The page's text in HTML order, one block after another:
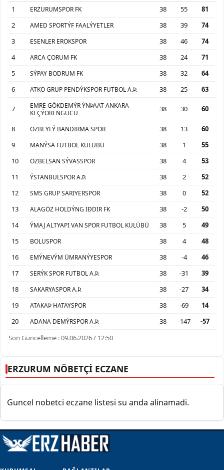
1
ERZURUMSPOR FK 38 55
81
2
AMED SPORTÝF FAALÝYETLER 38 39
74
3
ESENLER EROKSPOR 38 46
74
4
ARCA ÇORUM FK 38 24
71
5
SÝPAY BODRUM FK 38 32
64
6
ATKO GRUP PENDÝKSPOR FUTBOL A.Þ. 38 25 63
7
EMRE GÖKDEMÝR ÝNÞAAT ANKARA
KEÇÝÖRENGÜCÜ
38 30 60
8 ÖZBEYLÝ BANDIRMA SPOR 38 13
60
9
MANÝSA FUTBOL KULÜBÜ 38 1
55
10
ÖZBELSAN SÝVASSPOR 38 4
53
11
ÝSTANBULSPOR A.Þ. 38 2
52
12
SMS GRUP SARIYERSPOR 38 0
52
13
ALAGÖZ HOLDÝNG IÐDIR FK 38 -2
50
14
ÝMAJ ALTYAPI VAN SPOR FUTBOL KULÜBÜ 38 5
49
15
BOLUSPOR 38 4
48
16
EMÝNEVÝM ÜMRANÝYESPOR 38 -4
46
17
SERÝK SPOR FUTBOL A.Þ. 38 -31
39
18
SAKARYASPOR A.Þ. 38 -27
34
19
ATAKAÞ HATAYSPOR 38 -69
14
20
ADANA DEMÝRSPOR A.Þ. 38 -147
-57
Son Güncelleme : 09.06.2026 / 12:50
ERZURUM NÖBETÇİ ECZANE
Guncel nobetci eczane listesi su anda alinamadi.